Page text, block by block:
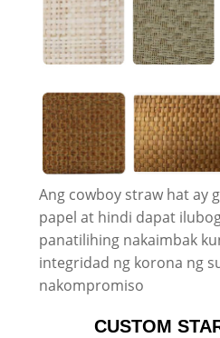
Ang cowboy straw hat ay
papel at hindi dapat
panatilihing nakaimbak
integridad ng korona ng
nakompromiso
CUSTOM